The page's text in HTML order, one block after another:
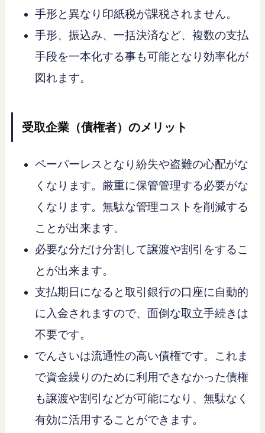
手形と異なり印紙税が課税されません。
手形、振込み、一括決済など、複数の支払
手段を一本化する事も可能となり効率化が
図れます。
受取企業（債権者）のメリット
ペーパーレスとなり紛失や盗難の心配がな
くなります。厳重に保管管理する必要がな
くなります。無駄な管理コストを削減する
ことが出来ます。
必要な分だけ分割して譲渡や割引をするこ
とが出来ます。
支払期日になると取引銀行の口座に自動的
に入金されますので、面倒な取立手続きは
不要です。
でんさいは流通性の高い債権です。これま
で資金繰りのために利用できなかった債権
も譲渡や割引などが可能になり、無駄なく
有効に活用することができます。